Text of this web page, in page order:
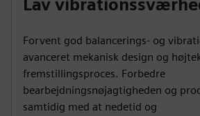
Lav
Forvent god balancerings- og
avanceret mekanisk design og
fremstillingsproces. Forbedre
bearbejdningsnøjagtigheden og
samtidig med at nedetid og